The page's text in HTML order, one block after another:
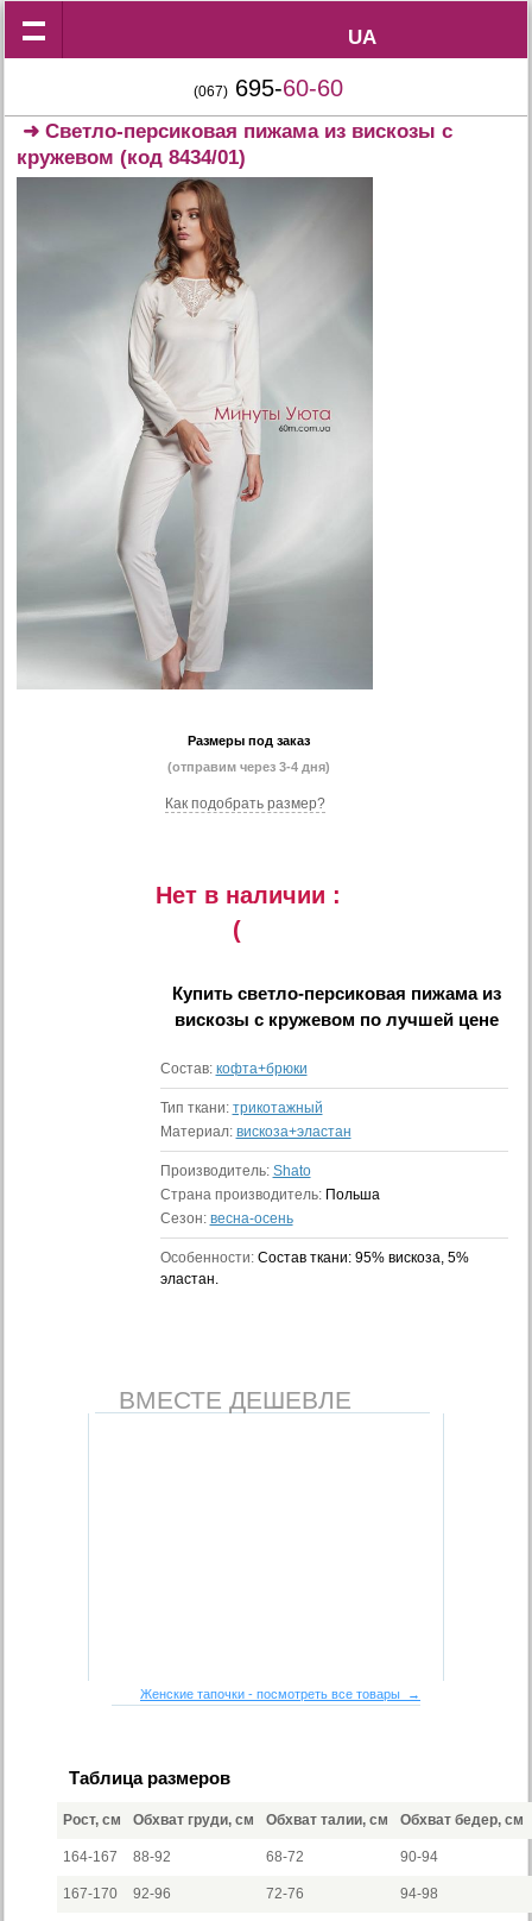
UA
UA
(067) 695-60-60
➜Светло-персиковая пижама из вискозы с
кружевом (код 8434/01)
Размеры под заказ
(отправим через 3-4 дня)
Как подобрать размер?
Нет в наличии :
(
Купитьсветло-персиковая пижама из
вискозы с кружевом по лучшей цене
Состав: кофта+брюки
Тип ткани: трикотажный
Материал: вискоза+эластан
Производитель: Shato
Страна производитель: Польша
Сезон: весна-осень
Особенности: Состав ткани: 95% вискоза, 5%
эластан.
ВМЕСТЕ ДЕШЕВЛЕ
Женские тапочки - посмотреть все товары →
Таблица размеров
Рост, см Обхват груди, см Обхват талии, см Обхват бедер, см
164-167 88-92 68-72 90-94
167-170 92-96 72-76 94-98